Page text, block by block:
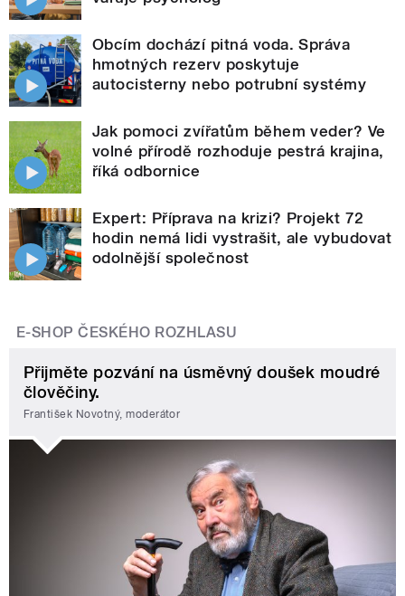
Obcím dochází pitná voda. Správa
hmotných rezerv poskytuje
autocisterny nebo potrubní systémy
Jak pomoci zvířatům během veder? Ve
volné přírodě rozhoduje pestrá krajina,
říká odbornice
Expert: Příprava na krizi? Projekt 72
hodin nemá lidi vystrašit, ale vybudovat
odolnější společnost
E-SHOP ČESKÉHO ROZHLASU
Přijměte pozvání na úsměvný doušek moudré
člověčiny.
František Novotný, moderátor